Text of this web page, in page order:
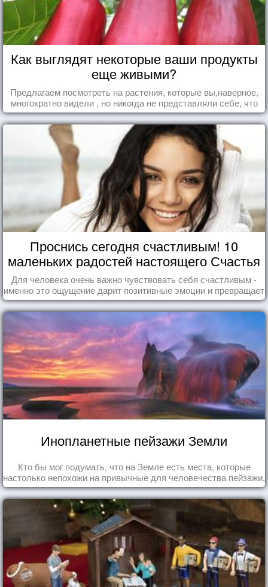
Как выглядят некоторые ваши продукты
еще живыми?
Предлагаем посмотреть на растения, которые вы,наверное,
многократно видели , но никогда не представляли себе, что
употребляете их в пищу.
Проснись сегодня счастливым! 10
маленьких радостей настоящего Счастья
Для человека очень важно чувствовать себя счастливым -
именно это ощущение дарит позитивные эмоции и превращает
каждый день в маленький праздник.
Инопланетные пейзажи Земли
Кто бы мог подумать, что на Земле есть места, которые
настолько непохожи на привычные для человечества пейзажи,
что кажутся и вовсе инопланетными!